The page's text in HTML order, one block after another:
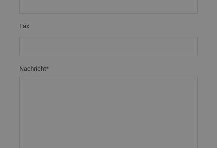
Fax
Nachricht*